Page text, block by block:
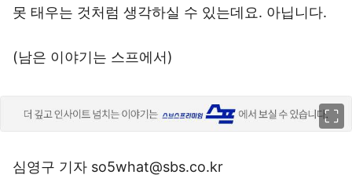
못 태우는 것처럼 생각하실 수 있는데요. 아닙니다.
(남은 이야기는 스프에서)
심영구 기자 so5what@sbs.co.kr